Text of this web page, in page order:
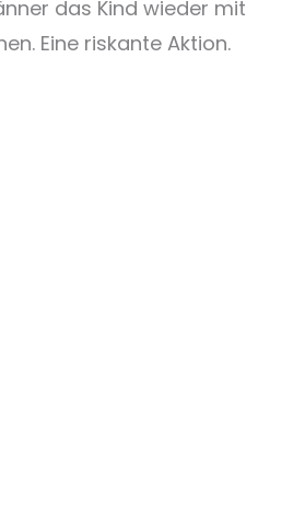
das Kind wieder mit
Eine riskante Aktion.